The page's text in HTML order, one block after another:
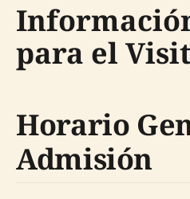
para el
Horario
Admisión